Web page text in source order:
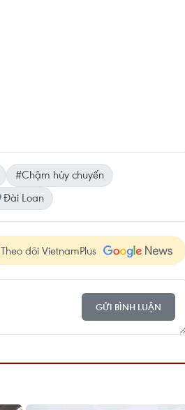
#Chậm hủy chuyến
Đài Loan
Theo dõi VietnamPlus
GỬI BÌNH LUẬN